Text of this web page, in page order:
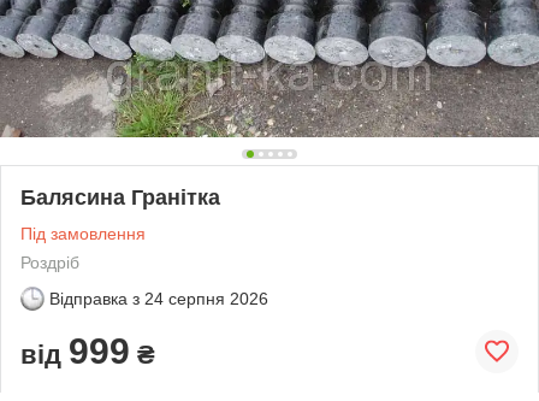
Балясина Гранітка
Під замовлення
Роздріб
Відправка з 24 серпня 2026
від 999 ₴